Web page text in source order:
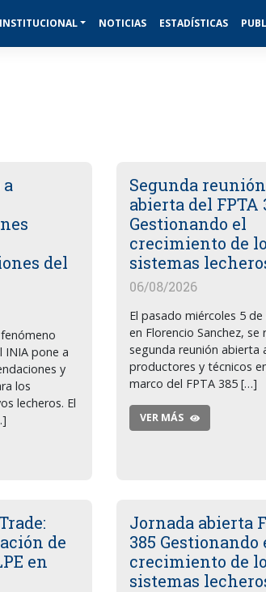
INSTITUCIONAL NOTICIAS ESTADÍSTICAS
del
INIA pone a
y
los
lecheros. El
Segunda reunión
abierta del FPTA
Gestionando el
crecimiento de
sistemas
06/08/2026
El pasado miércoles 5
en Florencio Sanchez, se
segunda reunión abierta
productores y técnicos
marco del FPTA 385 […]
VER MÁS
de
en
Jornada abierta
385 Gestionando
crecimiento de
sistemas